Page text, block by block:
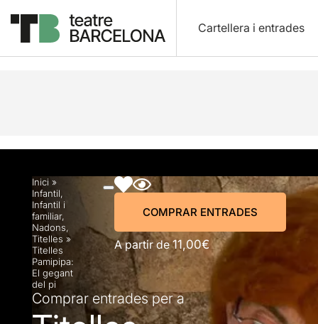
Cartellera i entrades
Descripció Horaris Fitxa artística Fotos i
Inici »
Infantil,
Infantil i
familiar,
Nadons,
Titelles »
Titelles
Pamipipa:
El gegant
del pi
A partir de11,00€
COMPRAR ENTRADES
Comprar entrades per a